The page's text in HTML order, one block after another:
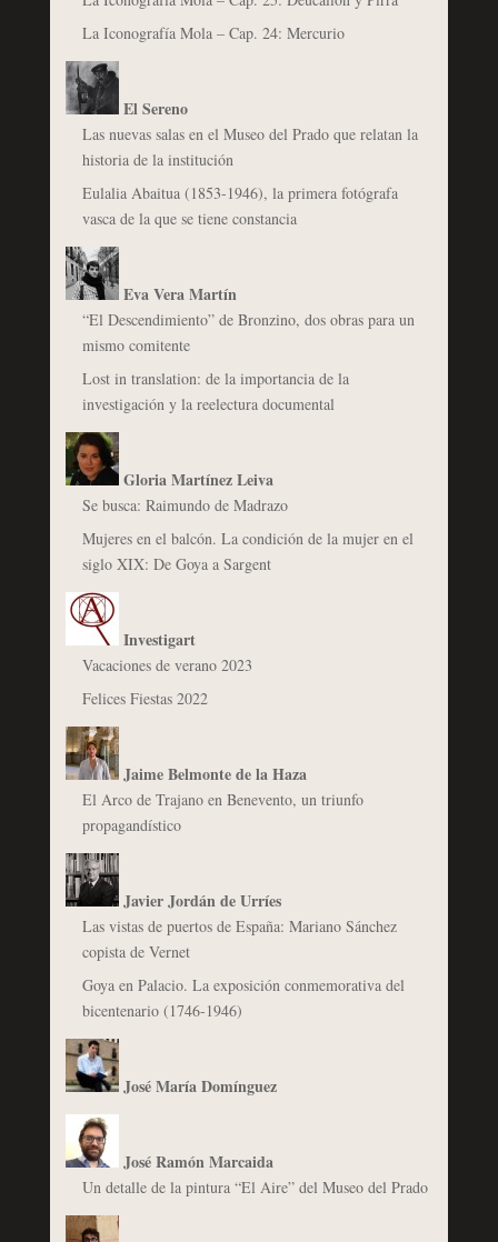
La Iconografía Mola – Cap. 24: Mercurio
El Sereno
Las nuevas salas en el Museo del Prado que relatan la
historia de la institución
Eulalia Abaitua (1853-1946), la primera fotógrafa
vasca de la que se tiene constancia
Eva Vera Martín
“El Descendimiento” de Bronzino, dos obras para un
mismo comitente
Lost in translation: de la importancia de la
investigación y la reelectura documental
Gloria Martínez Leiva
Se busca: Raimundo de Madrazo
Mujeres en el balcón. La condición de la mujer en el
siglo XIX: De Goya a Sargent
Investigart
Vacaciones de verano 2023
Felices Fiestas 2022
Jaime Belmonte de la Haza
El Arco de Trajano en Benevento, un triunfo
propagandístico
Javier Jordán de Urríes
Las vistas de puertos de España: Mariano Sánchez
copista de Vernet
Goya en Palacio. La exposición conmemorativa del
bicentenario (1746-1946)
José María Domínguez
José Ramón Marcaida
Un detalle de la pintura “El Aire” del Museo del Prado